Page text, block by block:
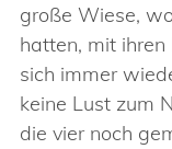
große Wiese,
hatten, mit
sich immer
keine Lust zum
die vier noch